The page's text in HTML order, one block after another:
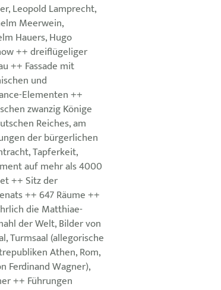
Leopold Lamprecht,
Meerwein,
Hauers, Hugo
++ dreiflügeliger
++ Fassade mit
und
Elementen ++
zwanzig Könige
Reiches, am
der bürgerlichen
Tapferkeit,
auf mehr als 4000
++ Sitz der
++ 647 Räume ++
die Matthiae-
der Welt, Bilder von
Turmsaal (allegorische
Athen, Rom,
Ferdinand Wagner),
++ Führungen